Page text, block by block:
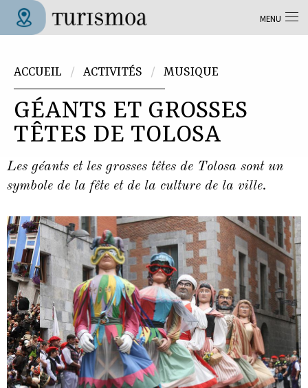
Aller au contenu principal
ACCUEIL
ACTIVITÉS MUSIQUE
GÉANTS ET GROSSES
TÊTES DE TOLOSA
Les géants et les grosses têtes de Tolosa sont un
symbole de la fête et de la culture de la ville.
MENU